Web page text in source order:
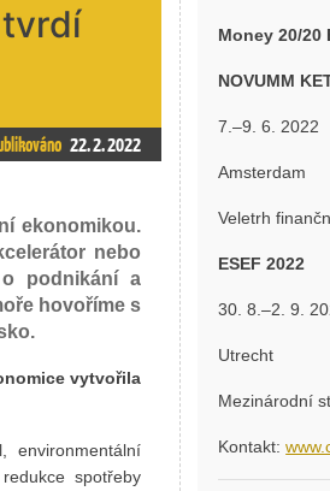
22. 2. 2022
ekonomikou.
nebo
podnikání a
hovoříme s
vytvořila
environmentální
spotřeby
Money 20/20
NOVUMM
7.–9. 6. 2022
Amsterdam
Veletrh
ESEF 2022
30. 8.–2. 9.
Utrecht
Mezinárodní
Kontakt: